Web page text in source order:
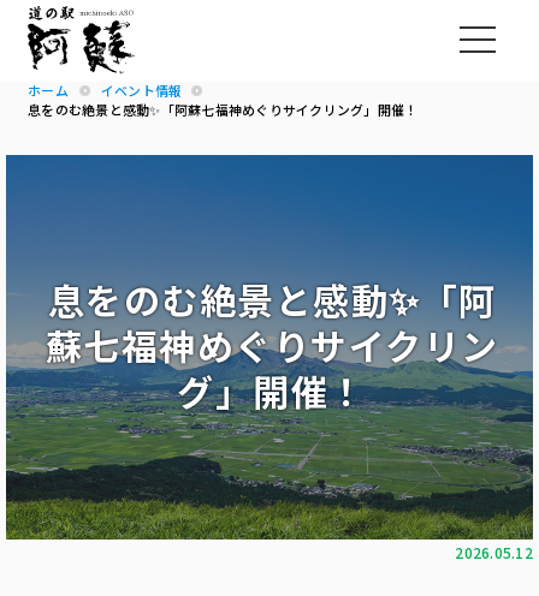
ホーム
イベント情報
息をのむ絶景と感動✨「阿蘇七福神めぐりサイクリング」開催！
息をのむ絶景と感動✨「阿
蘇七福神めぐりサイクリン
グ」開催！
2026.05.12